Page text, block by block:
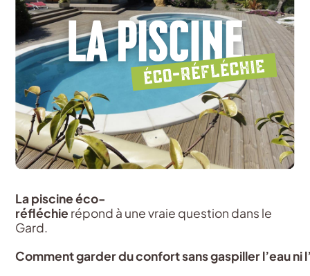
La piscineéco-
réfléchie répond à unevraie question dans le
Gard.
Commentgarderduconfortsansgaspillerl’eauni